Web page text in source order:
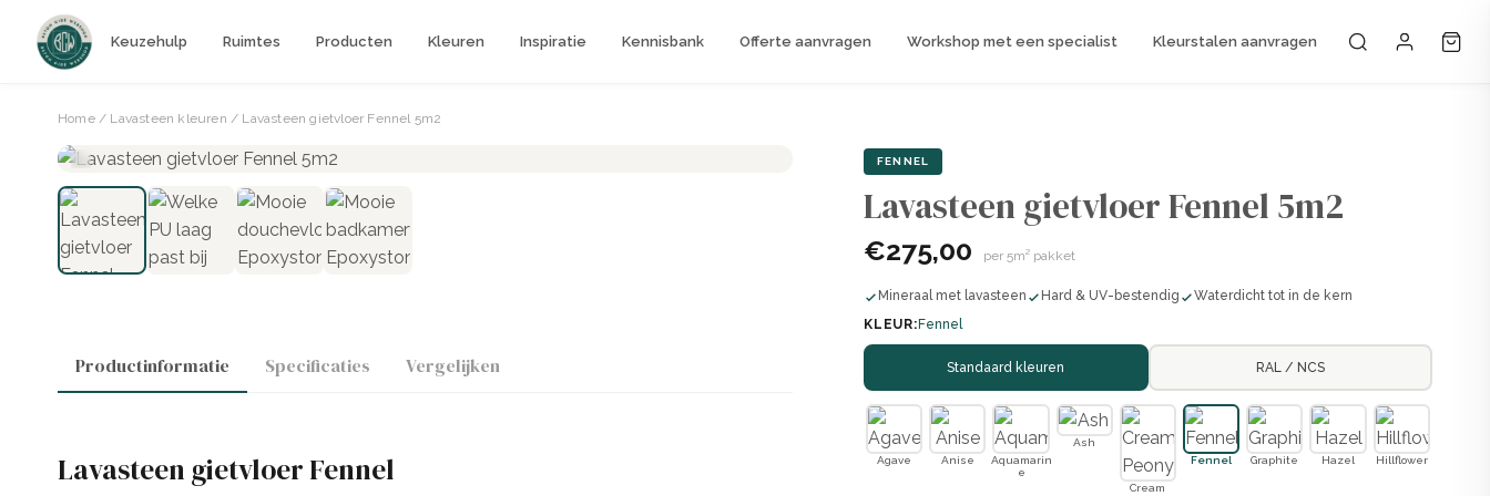
Keuzehulp Ruimtes Producten Kleuren Inspiratie Kennisbank Offerte aanvragen Workshop met een specialist Kleurstalen aanvragen
Mijn
Home/ Lavasteen kleuren / Lavasteen gietvloer Fennel 5m2
Productinformatie Specificaties Vergelijken
Lavasteen gietvloer Fennel
FENNEL
Lavasteen gietvloer Fennel 5m2
€275,00 per 5m² pakket
Mineraal met lavasteen Hard & UV-bestendig
Waterdicht tot in de kern
KLEUR: Fennel
Standaard kleuren RAL / NCS
Agave Anise
Aquamarin
e
Ash
Cream
Fennel Graphite Hazel Hillflower